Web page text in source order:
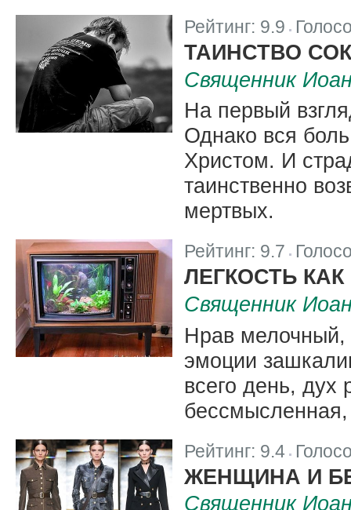
Рейтинг: 9.9
ТАИНСТВО
Священник
На первый
Однако вся
Христом. И
таинственно
мертвых.
Рейтинг: 9.7
ЛЕГКОСТЬ
Священник
Нрав мелочный,
эмоции
всего день,
Рейтинг: 9.4 |
ЖЕНЩИНА И
Священник